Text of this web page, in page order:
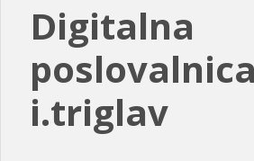
Digitalna
poslovalnica
i.triglav